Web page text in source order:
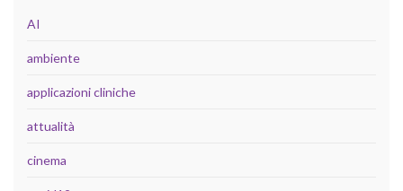
AI
ambiente
applicazioni cliniche
attualità
cinema